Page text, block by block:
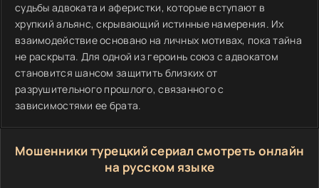
судьбы адвоката и аферистки, которые вступают в
хрупкий альянс, скрывающий истинные намерения. Их
взаимодействие основано на личных мотивах, пока тайна
не раскрыта. Для одной из героинь союз с адвокатом
становится шансом защитить близких от
разрушительного прошлого, связанного с
зависимостями ее брата.
Мошенники турецкий сериал смотреть онлайн
на русском языке